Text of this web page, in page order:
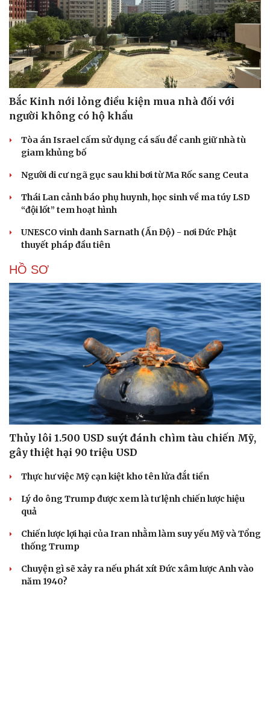
Bắc Kinh nới lỏng điều kiện mua nhà đối với
người không có hộ khẩu
Tòa án Israel cấm sử dụng cá sấu để canh giữ nhà tù
giam khủng bố
Người di cư ngã gục sau khi bơi từ Ma Rốc sang Ceuta
Thái Lan cảnh báo phụ huynh, học sinh về ma túy LSD
“đội lốt” tem hoạt hình
UNESCO vinh danh Sarnath (Ấn Độ) - nơi Đức Phật
thuyết pháp đầu tiên
HỒ SƠ
Thủy lôi 1.500 USD suýt đánh chìm tàu chiến Mỹ,
gây thiệt hại 90 triệu USD
Thực hư việc Mỹ cạn kiệt kho tên lửa đắt tiền
Lý do ông Trump được xem là tư lệnh chiến lược hiệu
quả
Chiến lược lợi hại của Iran nhằm làm suy yếu Mỹ và Tổng
thống Trump
Chuyện gì sẽ xảy ra nếu phát xít Đức xâm lược Anh vào
năm 1940?